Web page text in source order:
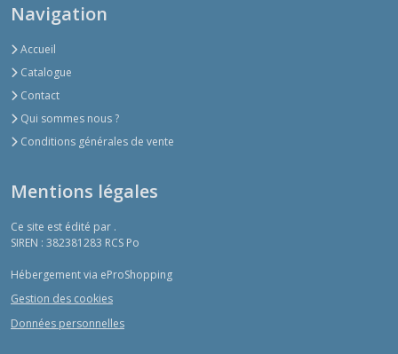
Navigation
Accueil
Catalogue
Contact
Qui sommes nous ?
Conditions générales de vente
Mentions légales
Ce site est édité par .
SIREN : 382381283 RCS Po
Hébergement via eProShopping
Gestion des cookies
Données personnelles